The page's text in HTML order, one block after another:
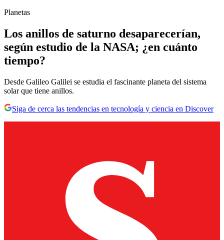
Planetas
Los anillos de saturno desaparecerían,
según estudio de la NASA; ¿en cuánto
tiempo?
Desde Galileo Galilei se estudia el fascinante planeta del sistema
solar que tiene anillos.
Siga de cerca las tendencias en tecnología y ciencia en Discover